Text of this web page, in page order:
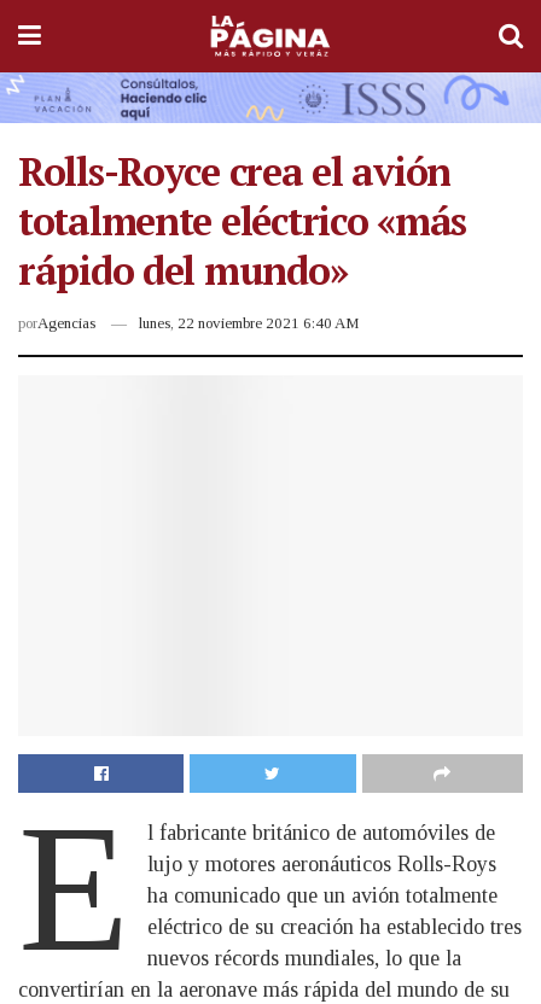
Rolls-Royce crea el avión
totalmente eléctrico «más
rápido del mundo»
porAgencias lunes, 22 noviembre 2021 6:40 AM
E
l fabricante británico de automóviles de
lujo y motores aeronáuticos Rolls-Roys
ha comunicado que un avión totalmente
eléctrico de su creación ha establecido tres
nuevos récords mundiales, lo que la
convertirían en la aeronave más rápida del mundo de su